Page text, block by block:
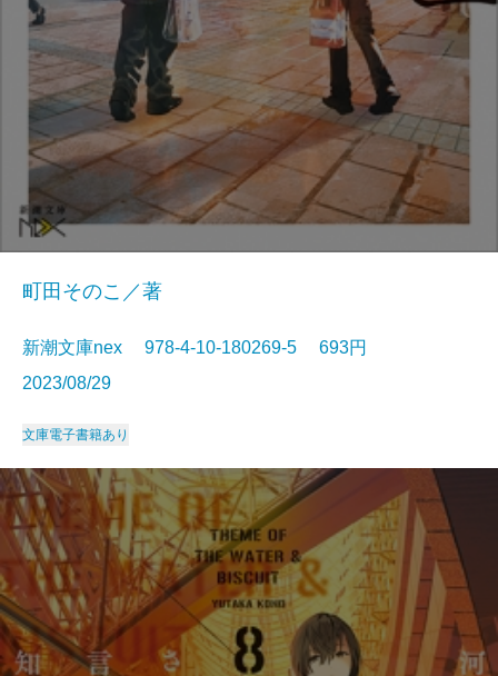
町田そのこ／著
新潮文庫nex 978-4-10-180269-5 693円
2023/08/29
文庫電子書籍あり